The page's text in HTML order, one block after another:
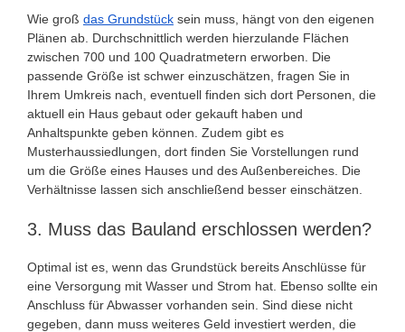
Wie groß das Grundstück sein muss, hängt von den eigenen
Plänen ab. Durchschnittlich werden hierzulande Flächen
zwischen 700 und 100 Quadratmetern erworben. Die
passende Größe ist schwer einzuschätzen, fragen Sie in
Ihrem Umkreis nach, eventuell finden sich dort Personen, die
aktuell ein Haus gebaut oder gekauft haben und
Anhaltspunkte geben können. Zudem gibt es
Musterhaussiedlungen, dort finden Sie Vorstellungen rund
um die Größe eines Hauses und des Außenbereiches. Die
Verhältnisse lassen sich anschließend besser einschätzen.
3. Muss das Bauland erschlossen werden?
Optimal ist es, wenn das Grundstück bereits Anschlüsse für
eine Versorgung mit Wasser und Strom hat. Ebenso sollte ein
Anschluss für Abwasser vorhanden sein. Sind diese nicht
gegeben, dann muss weiteres Geld investiert werden, die